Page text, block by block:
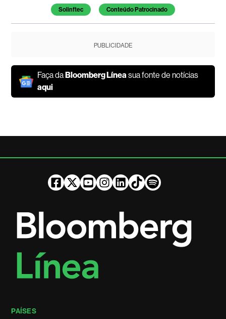
Temas deste artigo
Solinftec Conteúdo Patrocinado
PUBLICIDADE
Faça daBloomberg Líneasua fonte de notícias
aqui
PAÍSES